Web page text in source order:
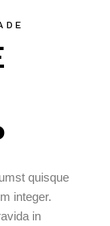
quisque
integer.
in